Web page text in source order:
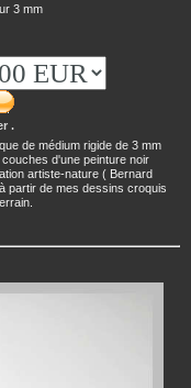
3 mm
.
de médium rigide de 3 mm
d'une peinture noir
artiste-nature ( Bernard
partir de mes dessins croquis